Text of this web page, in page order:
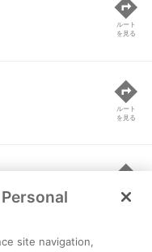
ルート
を見る
ルート
を見る
ルート
を見る
site navigation,